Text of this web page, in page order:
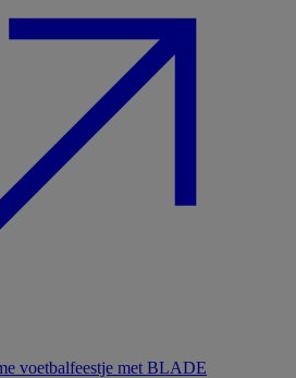
voetbalfeestje met BLADE